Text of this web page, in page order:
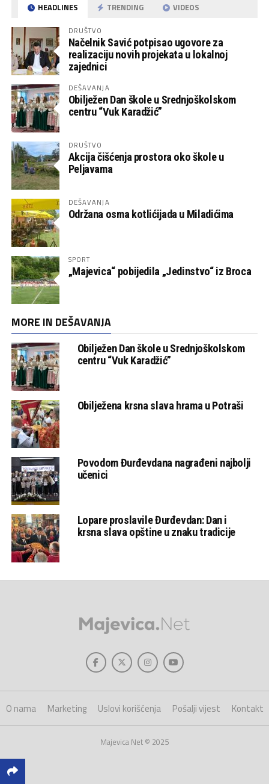
HEADLINES TRENDING VIDEOS
DRUŠTVO
Načelnik Savić potpisao ugovore za
realizaciju novih projekata u lokalnoj
zajednici
DEŠAVANJA
Obilježen Dan škole u Srednjoškolskom
centru “Vuk Karadžić”
DRUŠTVO
Akcija čišćenja prostora oko škole u
Peljavama
DEŠAVANJA
Održana osma kotlićijada u Miladićima
SPORT
„Majevica“ pobijedila „Jedinstvo“ iz Broca
MORE IN DEŠAVANJA
Obilježen Dan škole u Srednjoškolskom
centru “Vuk Karadžić”
Obilježena krsna slava hrama u Potraši
Povodom Đurđevdana nagrađeni najbolji
učenici
Lopare proslavile Đurđevdan: Dan i
krsna slava opštine u znaku tradicije
O nama Marketing Uslovi korišćenja Pošalji vijest Kontakt
Majevica Net © 2025